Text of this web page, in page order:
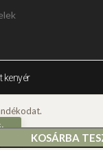
kenyér
KOSÁRBA